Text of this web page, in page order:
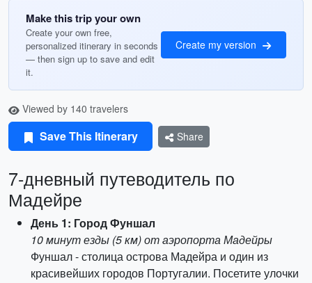
Make this trip your own
Create your own free,
personalized itinerary in seconds
— then sign up to save and edit
it.
Create my version
Viewed by 140 travelers
Save This Itinerary Share
7-дневный путеводитель по
Мадейре
День 1: Город Фуншал
10 минут езды (5 км) от аэропорта Мадейры
Фуншал - столица острова Мадейра и один из
красивейших городов Португалии. Посетите улочки